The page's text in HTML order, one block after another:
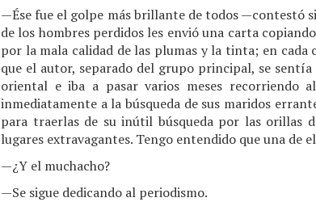
—Ése fue el golpe más brillante de todos —contestó
de los hombres perdidos les envió una carta
por la mala calidad de las plumas y la tinta; en
que el autor, separado del grupo principal, se
oriental e iba a pasar varios meses recorriendo
inmediatamente a la búsqueda de sus maridos
para traerlas de su inútil búsqueda por las orillas
lugares extravagantes. Tengo entendido que una de
—¿Y el muchacho?
—Se sigue dedicando al periodismo.